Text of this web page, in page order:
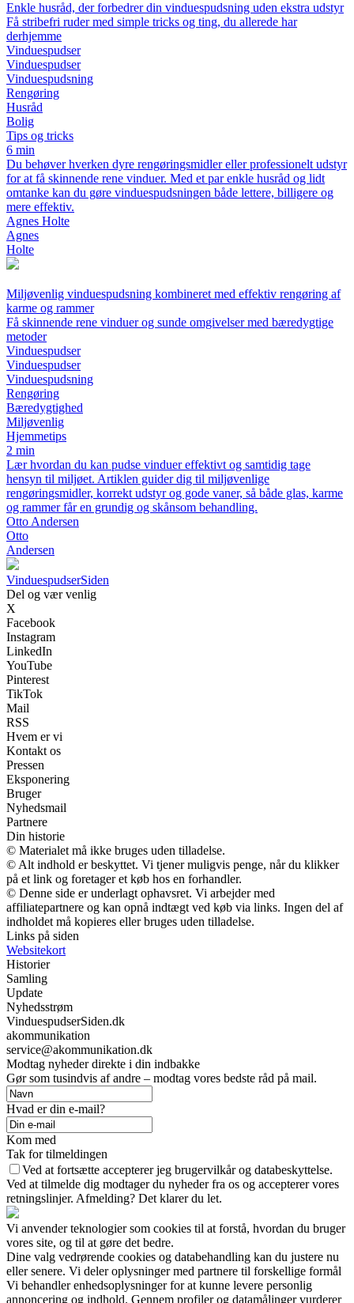
Enkle husråd, der forbedrer din vinduespudsning uden ekstra udstyr
Få stribefri ruder med simple tricks og ting, du allerede har
derhjemme
Vinduespudser
Vinduespudser
Vinduespudsning
Rengøring
Husråd
Bolig
Tips og tricks
6 min
Du behøver hverken dyre rengøringsmidler eller professionelt udstyr
for at få skinnende rene vinduer. Med et par enkle husråd og lidt
omtanke kan du gøre vinduespudsningen både lettere, billigere og
mere effektiv.
Agnes Holte
Agnes
Holte
Miljøvenlig vinduespudsning kombineret med effektiv rengøring af
karme og rammer
Få skinnende rene vinduer og sunde omgivelser med bæredygtige
metoder
Vinduespudser
Vinduespudser
Vinduespudsning
Rengøring
Bæredygtighed
Miljøvenlig
Hjemmetips
2 min
Lær hvordan du kan pudse vinduer effektivt og samtidig tage
hensyn til miljøet. Artiklen guider dig til miljøvenlige
rengøringsmidler, korrekt udstyr og gode vaner, så både glas, karme
og rammer får en grundig og skånsom behandling.
Otto Andersen
Otto
Andersen
VinduespudserSiden
Del og vær venlig
X
Facebook
Instagram
LinkedIn
YouTube
Pinterest
TikTok
Mail
RSS
Hvem er vi
Kontakt os
Pressen
Eksponering
Bruger
Nyhedsmail
Partnere
Din historie
© Materialet må ikke bruges uden tilladelse.
© Alt indhold er beskyttet. Vi tjener muligvis penge, når du klikker
på et link og foretager et køb hos en forhandler.
© Denne side er underlagt ophavsret. Vi arbejder med
affiliatepartnere og kan opnå indtægt ved køb via links. Ingen del af
indholdet må kopieres eller bruges uden tilladelse.
Links på siden
Websitekort
Historier
Samling
Update
Nyhedsstrøm
VinduespudserSiden.dk
akommunikation
service@akommunikation.dk
Modtag nyheder direkte i din indbakke
Gør som tusindvis af andre – modtag vores bedste råd på mail.
Hvad er din e-mail?
Kom med
Tak for tilmeldingen
Ved at fortsætte accepterer jeg brugervilkår og databeskyttelse.
Ved at tilmelde dig modtager du nyheder fra os og accepterer vores
retningslinjer. Afmelding? Det klarer du let.
Vi anvender teknologier som cookies til at forstå, hvordan du bruger
vores site, og til at gøre det bedre.
Dine valg vedrørende cookies og databehandling kan du justere nu
eller senere. Vi deler oplysninger med partnere til forskellige formål
Vi behandler enhedsoplysninger for at kunne levere personlig
annoncering og indhold. Gennem profiler og datamålinger vurderer